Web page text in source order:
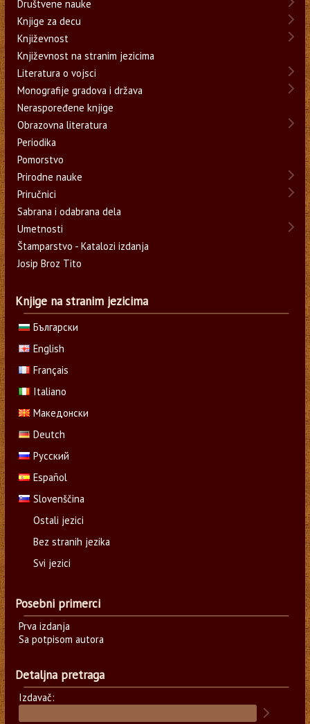
Društvene nauke
Knjige za decu
Književnost
Književnost na stranim jezicima
Literatura o vojsci
Monografije gradova i država
Neraspoređene knjige
Obrazovna literatura
Periodika
Pomorstvo
Prirodne nauke
Priručnici
Sabrana i odabrana dela
Umetnosti
Štamparstvo - Katalozi izdanja
Josip Broz Tito
Knjige na stranim jezicima
Български
English
Français
Italiano
Македонски
Deutch
Русский
Español
Slovenščina
Ostali jezici
Bez stranih jezika
Svi jezici
Posebni primerci
Prva izdanja
Sa potpisom autora
Detaljna pretraga
Izdavač: